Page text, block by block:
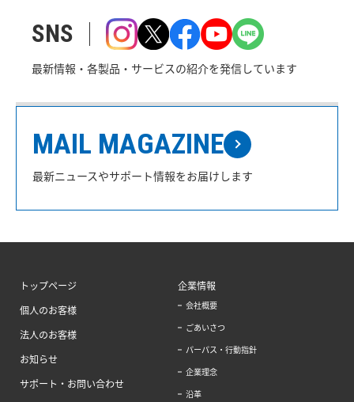
SNS
最新情報・各製品・サービスの紹介を発信しています
MAIL MAGAZINE
最新ニュースやサポート情報をお届けします
トップページ
個人のお客様
法人のお客様
お知らせ
サポート・お問い合わせ
企業情報
会社概要
ごあいさつ
パーパス・行動指針
企業理念
沿革